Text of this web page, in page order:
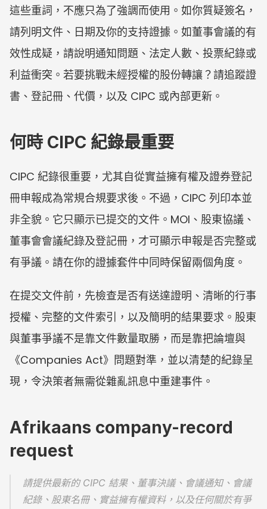
這些重詞，不應只為了強調而使用。如你質疑簽名，
請列明文件、日期及你的支持證據。如董事會議的有
效性成疑，請說明通知問題、法定人數、投票紀錄或
利益衝突。若要挑戰未經授權的股份轉讓？請追蹤證
書、登記冊、代價，以及 CIPC 或內部更新。
何時 CIPC 紀錄最重要
CIPC 紀錄很重要，尤其自從實益擁有權及證券登記
冊申報成為常規合規要求後。不過，CIPC 列印本並
非全貌。它只顯示已提交的文件。MOI、股東協議、
董事會會議紀錄及登記冊，才可顯示申報是否完整或
有爭議。請在你的證據套件中同時保留兩個角度。
在提交文件前，先檢查是否有送達證明、清晰的行事
授權、完整的文件索引，以及簡明的結果要求。股東
與董事爭議不是靠文件數量取勝，而是靠把論壇與
《Companies Act》問題對準，並以清楚的紀錄呈
現，令決策者無需從雜亂訊息中重建事件。
Afrikaans company-record
request
請提供最新的 CIPC 結果、董事決議、會議通知、會議
紀錄、股東名冊、實益擁有權資料，以及任何關於有爭